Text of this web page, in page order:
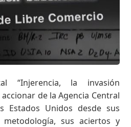
“Injerencia, la invasión
de la Agencia Central
Estados Unidos desde sus
sus aciertos y